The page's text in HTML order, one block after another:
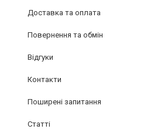
Доставка та оплата
Повернення та обмін
Відгуки
Контакти
Поширені запитання
Статті